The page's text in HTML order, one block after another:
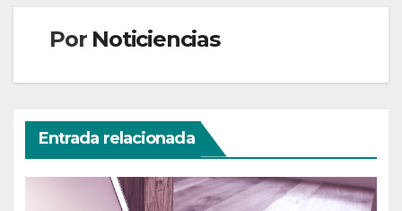
Por Noticiencias
Entrada relacionada